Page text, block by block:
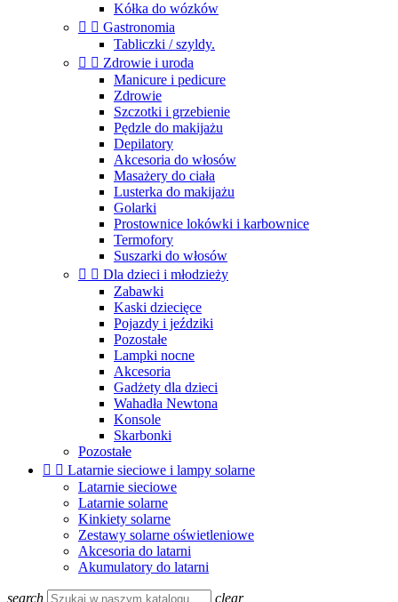
Kółka do wózków
  Gastronomia
Tabliczki / szyldy.
  Zdrowie i uroda
Manicure i pedicure
Zdrowie
Szczotki i grzebienie
Pędzle do makijażu
Depilatory
Akcesoria do włosów
Masażery do ciała
Lusterka do makijażu
Golarki
Prostownice lokówki i karbownice
Termofory
Suszarki do włosów
  Dla dzieci i młodzieży
Zabawki
Kaski dziecięce
Pojazdy i jeździki
Pozostałe
Lampki nocne
Akcesoria
Gadżety dla dzieci
Wahadła Newtona
Konsole
Skarbonki
Pozostałe
  Latarnie sieciowe i lampy solarne
Latarnie sieciowe
Latarnie solarne
Kinkiety solarne
Zestawy solarne oświetleniowe
Akcesoria do latarni
Akumulatory do latarni
search clear